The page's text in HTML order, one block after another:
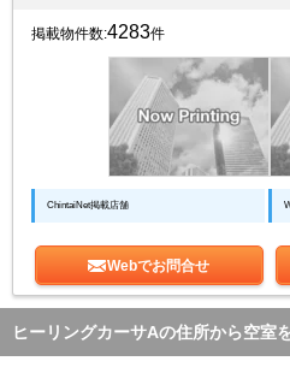
掲載物件数:4283件
ChintaiNet掲載店舗
Webでお問合せ
ヒーリングカーサAの住所から空室